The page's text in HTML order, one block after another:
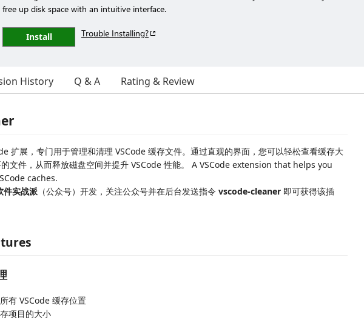
free up disk space with an intuitive interface.
Install Trouble Installing?
History Q & A Rating & Review
扩展，专门用于管理和清理 VSCode 缓存文件。通过直观的界面，您可以轻松查看缓存大
文件，从而释放磁盘空间并提升 VSCode 性能。 A VSCode extension that helps you
caches.
件实战派 （公众号）开发，关注公众号并在后台发送指令 vscode-cleaner 即可获得该插
有 VSCode 缓存位置
项目的大小